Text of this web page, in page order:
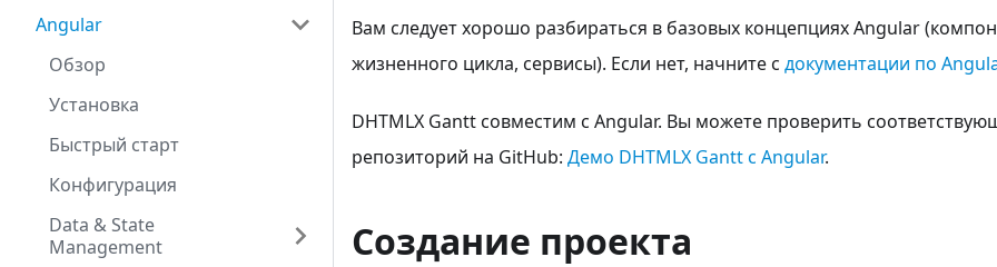
Angular
Обзор
Установка
Быстрый старт
Конфигурация
Data & State
Management
Вам следует хорошо разбираться в базовых концепциях Angular
жизненного цикла, сервисы). Если нет, начните с документации по
DHTMLX Gantt совместим с Angular. Вы можете проверить
репозиторий на GitHub: Демо DHTMLX Gantt с Angular.
Создание проекта